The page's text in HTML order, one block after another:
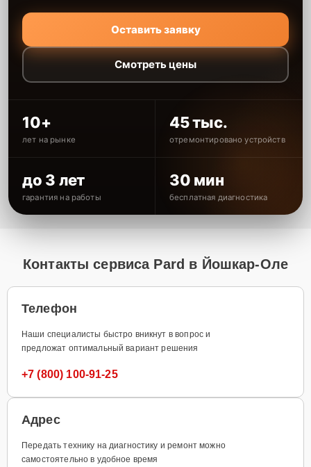
Оставить заявку
Смотреть цены
10+
лет на рынке
45 тыс.
отремонтировано устройств
до 3 лет
гарантия на работы
30 мин
бесплатная диагностика
Контакты сервиса Pard в Йошкар-Оле
Телефон
Наши специалисты быстро вникнут в вопрос и
предложат оптимальный вариант решения
+7 (800) 100-91-25
Адрес
Передать технику на диагностику и ремонт можно
самостоятельно в удобное время